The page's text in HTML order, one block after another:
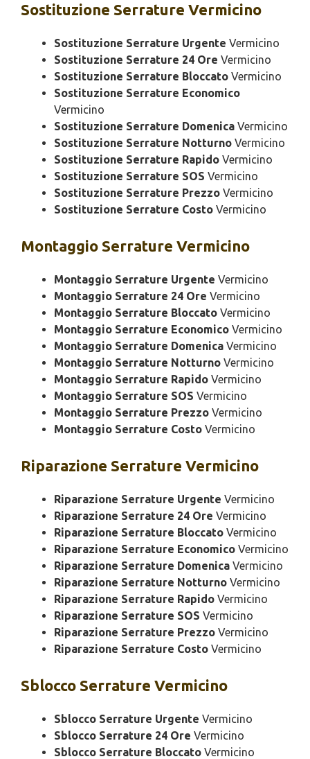
Sostituzione Serrature Vermicino
Sostituzione Serrature Urgente Vermicino
Sostituzione Serrature 24 Ore Vermicino
Sostituzione Serrature Bloccato Vermicino
Sostituzione Serrature Economico
Vermicino
Sostituzione Serrature Domenica Vermicino
Sostituzione Serrature Notturno Vermicino
Sostituzione Serrature Rapido Vermicino
Sostituzione Serrature SOS Vermicino
Sostituzione Serrature Prezzo Vermicino
Sostituzione Serrature Costo Vermicino
Montaggio Serrature Vermicino
Montaggio Serrature Urgente Vermicino
Montaggio Serrature 24 Ore Vermicino
Montaggio Serrature Bloccato Vermicino
Montaggio Serrature Economico Vermicino
Montaggio Serrature Domenica Vermicino
Montaggio Serrature Notturno Vermicino
Montaggio Serrature Rapido Vermicino
Montaggio Serrature SOS Vermicino
Montaggio Serrature Prezzo Vermicino
Montaggio Serrature Costo Vermicino
Riparazione Serrature Vermicino
Riparazione Serrature Urgente Vermicino
Riparazione Serrature 24 Ore Vermicino
Riparazione Serrature Bloccato Vermicino
Riparazione Serrature Economico Vermicino
Riparazione Serrature Domenica Vermicino
Riparazione Serrature Notturno Vermicino
Riparazione Serrature Rapido Vermicino
Riparazione Serrature SOS Vermicino
Riparazione Serrature Prezzo Vermicino
Riparazione Serrature Costo Vermicino
Sblocco Serrature Vermicino
Sblocco Serrature Urgente Vermicino
Sblocco Serrature 24 Ore Vermicino
Sblocco Serrature Bloccato Vermicino